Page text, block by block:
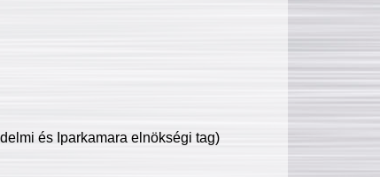
és Iparkamara elnökségi tag)